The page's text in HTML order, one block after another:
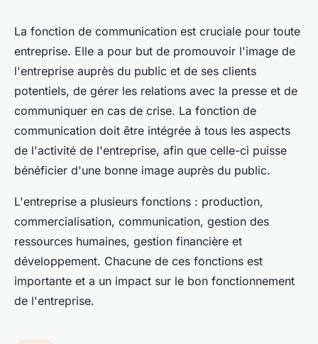
La fonction de communication est cruciale pour toute
entreprise. Elle a pour but de promouvoir l'image de
l'entreprise auprès du public et de ses clients
potentiels, de gérer les relations avec la presse et de
communiquer en cas de crise. La fonction de
communication doit être intégrée à tous les aspects
de l'activité de l'entreprise, afin que celle-ci puisse
bénéficier d'une bonne image auprès du public.
L'entreprise a plusieurs fonctions : production,
commercialisation, communication, gestion des
ressources humaines, gestion financière et
développement. Chacune de ces fonctions est
importante et a un impact sur le bon fonctionnement
de l'entreprise.